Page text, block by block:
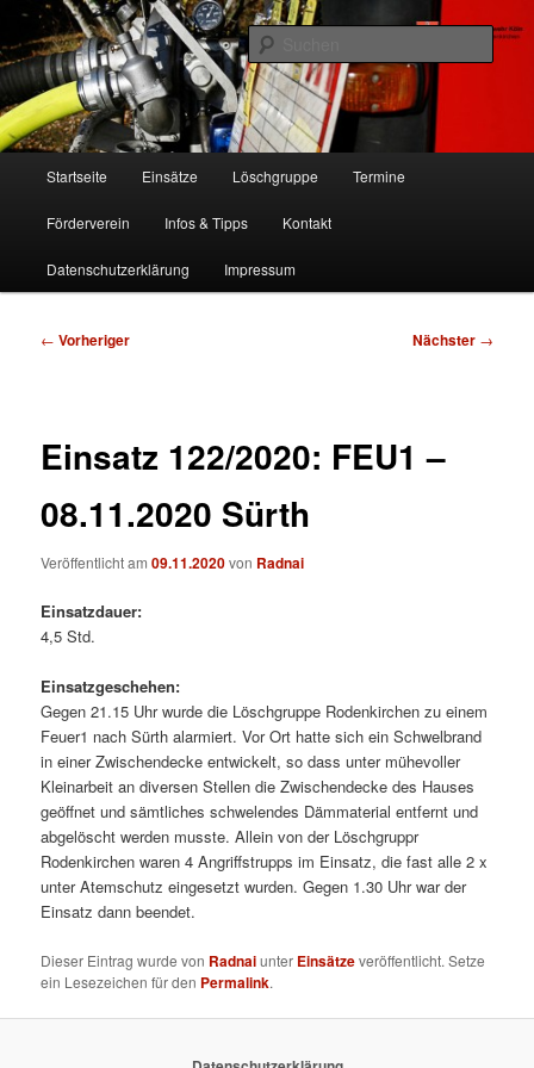
Zum
primären
Inhalt
springenFF Köln, LG RD
Freiwillige Feuerwehr Köln, Löschgruppe Rodenkirchen
Startseite Einsätze Löschgruppe Termine
Förderverein Infos & Tipps Kontakt
Datenschutzerklärung Impressum
Beitragsnavigation
← Vorheriger Nächster →
Einsatz 122/2020: FEU1 –
08.11.2020 Sürth
Veröffentlicht am09.11.2020von Radnai
Einsatzdauer:
4,5 Std.
Einsatzgeschehen:
Gegen 21.15 Uhr wurde die Löschgruppe Rodenkirchen zu einem
Feuer1 nach Sürth alarmiert. Vor Ort hatte sich ein Schwelbrand
in einer Zwischendecke entwickelt, so dass unter mühevoller
Kleinarbeit an diversen Stellen die Zwischendecke des Hauses
geöffnet und sämtliches schwelendes Dämmaterial entfernt und
abgelöscht werden musste. Allein von der Löschgruppr
Rodenkirchen waren 4 Angriffstrupps im Einsatz, die fast alle 2 x
unter Atemschutz eingesetzt wurden. Gegen 1.30 Uhr war der
Einsatz dann beendet.
Dieser Eintrag wurde von Radnaiunter Einsätzeveröffentlicht. Setze
ein Lesezeichen für den Permalink.